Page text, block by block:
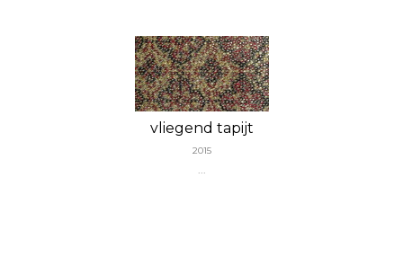
vliegend tapijt
2015
...